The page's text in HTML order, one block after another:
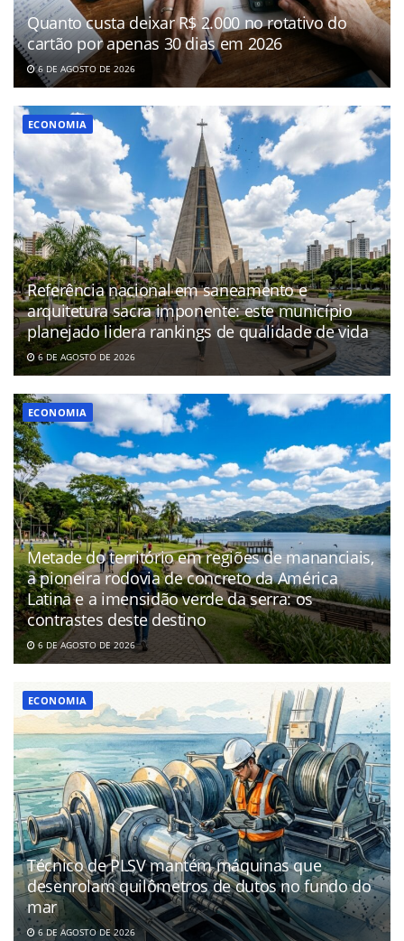
Quanto custa deixar R$ 2.000 no rotativo do
cartão por apenas 30 dias em 2026
6 DE AGOSTO DE 2026
ECONOMIA
Referência nacional em saneamento e
arquitetura sacra imponente: este município
planejado lidera rankings de qualidade de vida
6 DE AGOSTO DE 2026
ECONOMIA
Metade do território em regiões de mananciais,
a pioneira rodovia de concreto da América
Latina e a imensidão verde da serra: os
contrastes deste destino
6 DE AGOSTO DE 2026
ECONOMIA
Técnico de PLSV mantém máquinas que
desenrolam quilômetros de dutos no fundo do
mar
6 DE AGOSTO DE 2026